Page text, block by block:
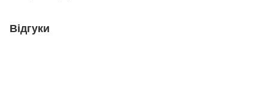
Відгуки